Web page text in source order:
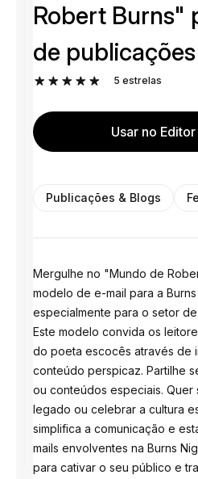
Robert Burns"
de
5 estrelas
Usar no Editor
Publicações & Blogs
Mergulhe no "Mundo de
modelo de e-mail para a
especialmente para o setor
Este modelo convida os
do poeta escocês através de
conteúdo perspicaz. Partilhe
ou conteúdos especiais. Quer
legado ou celebrar a cultura
simplifica a comunicação e
mails envolventes na Burns
para cativar o seu público e